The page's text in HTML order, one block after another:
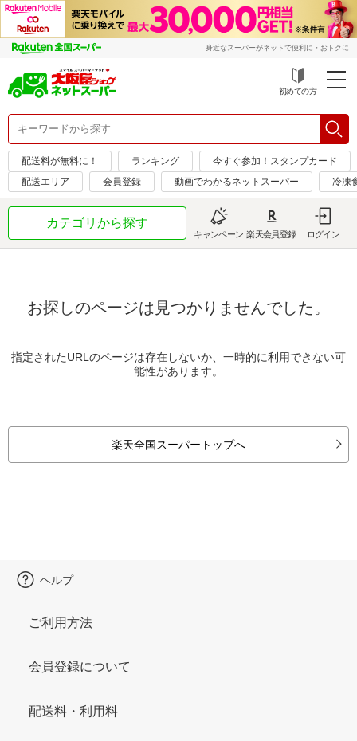
身近なスーパーがネットで便利に・おトクに
初めての方
配送料が無料に！ ランキング
今すぐ参加！スタンプカード
配送エリア
会員登録 動画でわかるネットスーパー 冷凍
カテゴリから探す
キャンペーン 楽天会員登録 ログイン
お探しのページは見つかりませんでした。
指定されたURLのページは存在しないか、一時的に利用できない可
能性があります。
楽天全国スーパートップへ
ヘルプ
ご利用方法
会員登録について
配送料・利用料